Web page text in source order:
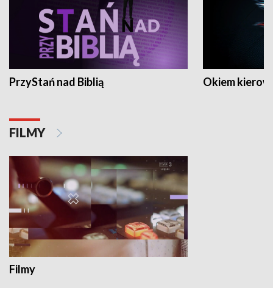
PrzyStań nad Biblią Okiem
FILMY
Filmy